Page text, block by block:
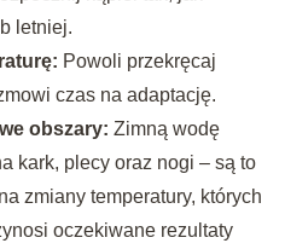
letniej.
Powoli przekręcaj
czas na adaptację.
obszary: Zimną wodę
kark, plecy oraz nogi – są to
zmiany temperatury, których
oczekiwane rezultaty